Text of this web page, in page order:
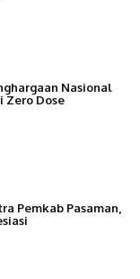
Nasional
Zero Dose
Pemkab Pasaman,